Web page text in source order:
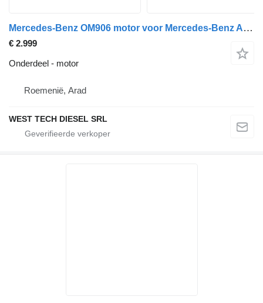
Mercedes-Benz OM906 motor voor Mercedes-Benz Atego Unimog Citaro / Integro / Econic vrachtwagen
€ 2.999
Onderdeel - motor
Roemenië, Arad
WEST TECH DIESEL SRL